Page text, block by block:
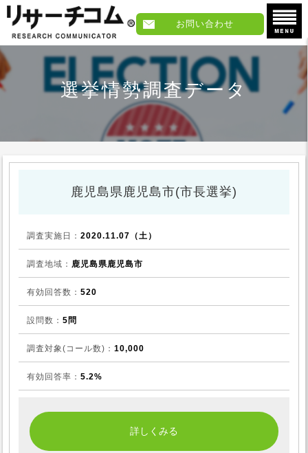
お問い合わせ
選挙情勢調査データ
鹿児島県鹿児島市(市長選挙)
調査実施日： 2020.11.07（土）
調査地域： 鹿児島県鹿児島市
有効回答数： 520
設問数： 5問
調査対象(コール数)： 10,000
有効回答率： 5.2%